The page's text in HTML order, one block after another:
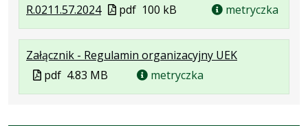
R.0211.57.2024.
Plik
w
formacie:
pdf
.
Rozmiar
pliku:
100
kB
.
Otwiera
się
w
nowej
karcie.
Plik
w
formacie
pdf 100 kB metryczka
Załącznik - Regulamin organizacyjny UEK...
Plik
w
pdf 4.83 MB metryczka